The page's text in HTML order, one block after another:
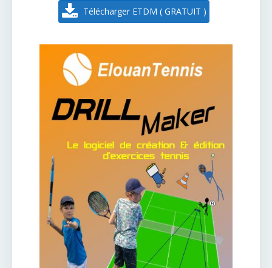
Télécharger ETDM ( GRATUIT )